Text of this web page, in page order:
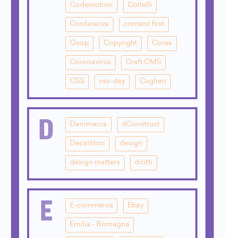
Codemotion Coltelli
Conferenza content first
Coop Copyright Corea
Coronavirus Craft CMS
CSS css-day Cuglieri
D Danimarca dConstruct
Decathlon design
design matters diritti
E E-commerce Ebay
Emilia - Romagna